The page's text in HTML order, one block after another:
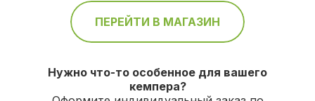
ПЕРЕЙТИ В МАГАЗИН
Нужно что-то особенное для вашего
кемпера?